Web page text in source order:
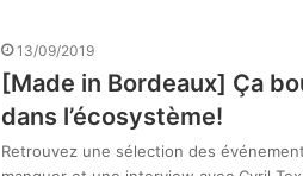
13/09/2019
[Made in Bordeaux] Ça
dans l’écosystème!
Retrouvez une sélection des